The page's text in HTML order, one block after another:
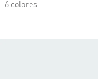
6 colores